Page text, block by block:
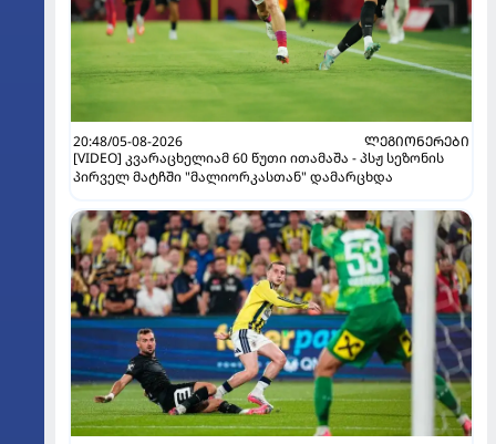
20:48/05-08-2026
ᲚᲔᲒᲘᲝᲜᲔᲠᲔᲑᲘ
[VIDEO] კვარაცხელიამ 60 წუთი ითამაშა - პსჟ სეზონის
პირველ მატჩში "მალიორკასთან" დამარცხდა